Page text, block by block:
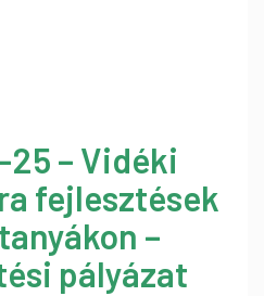
25 – Vidéki
fejlesztések
–
pályázat